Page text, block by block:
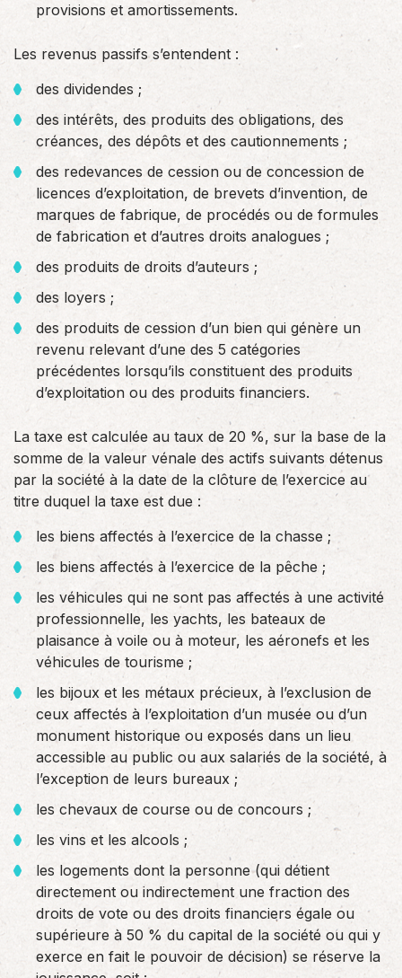
provisions et amortissements.
Les revenus passifs s’entendent :
des dividendes ;
des intérêts, des produits des obligations, des
créances, des dépôts et des cautionnements ;
des redevances de cession ou de concession de
licences d’exploitation, de brevets d’invention, de
marques de fabrique, de procédés ou de formules
de fabrication et d’autres droits analogues ;
des produits de droits d’auteurs ;
des loyers ;
des produits de cession d’un bien qui génère un
revenu relevant d’une des 5 catégories
précédentes lorsqu’ils constituent des produits
d’exploitation ou des produits financiers.
La taxe est calculée au taux de 20 %, sur la base de la
somme de la valeur vénale des actifs suivants détenus
par la société à la date de la clôture de l’exercice au
titre duquel la taxe est due :
les biens affectés à l’exercice de la chasse ;
les biens affectés à l’exercice de la pêche ;
les véhicules qui ne sont pas affectés à une activité
professionnelle, les yachts, les bateaux de
plaisance à voile ou à moteur, les aéronefs et les
véhicules de tourisme ;
les bijoux et les métaux précieux, à l’exclusion de
ceux affectés à l’exploitation d’un musée ou d’un
monument historique ou exposés dans un lieu
accessible au public ou aux salariés de la société, à
l’exception de leurs bureaux ;
les chevaux de course ou de concours ;
les vins et les alcools ;
les logements dont la personne (qui détient
directement ou indirectement une fraction des
droits de vote ou des droits financiers égale ou
supérieure à 50 % du capital de la société ou qui y
exerce en fait le pouvoir de décision) se réserve la